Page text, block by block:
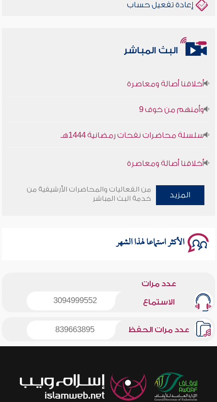
إعادة تفعيل حساب
البث المباشر
سلسلة محاضرات نفحات رمضانية 1444هـ
المزيد
من الفعاليات والمحاضرات الأرشيفية من
خدمة البث المباشر
الأكثر استماعا لهذا الشهر
عدد مرات
الاستماع 3094999552
عدد مرات الحفظ 839663895